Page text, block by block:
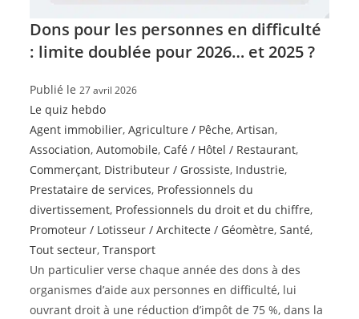
Dons pour les personnes en difficulté
: limite doublée pour 2026… et 2025 ?
Publié le 27 avril 2026
Le quiz hebdo
Agent immobilier,Agriculture / Pêche,Artisan,
Association,Automobile, Café / Hôtel / Restaurant,
Commerçant, Distributeur / Grossiste, Industrie,
Prestataire de services, Professionnels du
divertissement, Professionnels du droit et du chiffre,
Promoteur / Lotisseur / Architecte / Géomètre,Santé,
Tout secteur,Transport
Un particulier verse chaque année des dons à des
organismes d’aide aux personnes en difficulté, lui
ouvrant droit à une réduction d’impôt de 75 %, dans la